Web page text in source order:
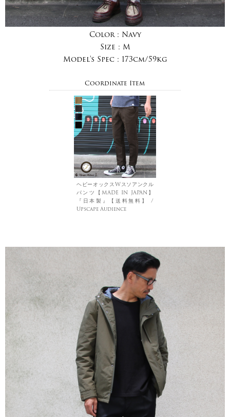
Color : Navy
Size : M
Model's Spec : 173cm/59kg
Coordinate Item
ヘビーオックスWスソアンクル
パンツ【MADE IN JAPAN】
『日本製』【送料無料】 /
Upscape Audience